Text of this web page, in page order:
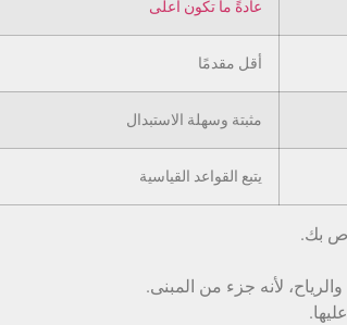
عادةً ما تكون أعلى
أقل مقدمًا
مثبتة وسهلة الاستبدال
يتبع القواعد القياسية
بك.
لأنه جزء من المبنى.